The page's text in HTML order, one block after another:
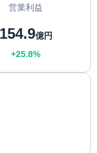
営業利益
154.9億円
+25.8%